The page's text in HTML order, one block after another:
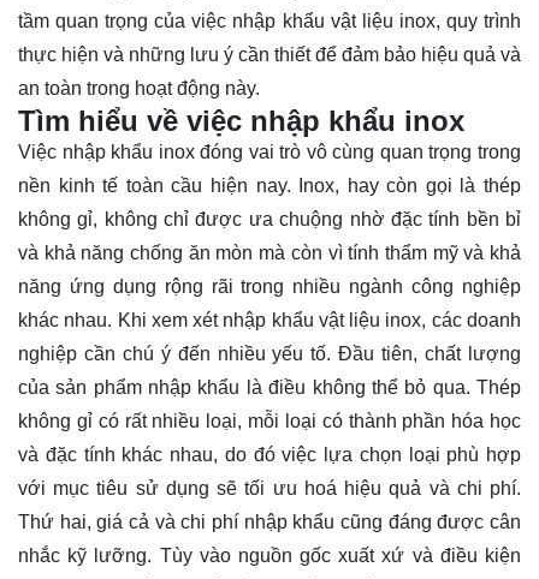
tầm quan trọng của việc nhập khẩu vật liệu inox, quy trình
thực hiện và những lưu ý cần thiết để đảm bảo hiệu quả và
an toàn trong hoạt động này.
Tìm hiểu về việc nhập khẩu inox
Việc nhập khẩu inox đóng vai trò vô cùng quan trọng trong
nền kinh tế toàn cầu hiện nay. Inox, hay còn gọi là thép
không gỉ, không chỉ được ưa chuộng nhờ đặc tính bền bỉ
và khả năng chống ăn mòn mà còn vì tính thẩm mỹ và khả
năng ứng dụng rộng rãi trong nhiều ngành công nghiệp
khác nhau. Khi xem xét nhập khẩu vật liệu inox, các doanh
nghiệp cần chú ý đến nhiều yếu tố. Đầu tiên, chất lượng
của sản phẩm nhập khẩu là điều không thể bỏ qua. Thép
không gỉ có rất nhiều loại, mỗi loại có thành phần hóa học
và đặc tính khác nhau, do đó việc lựa chọn loại phù hợp
với mục tiêu sử dụng sẽ tối ưu hoá hiệu quả và chi phí.
Thứ hai, giá cả và chi phí nhập khẩu cũng đáng được cân
nhắc kỹ lưỡng. Tùy vào nguồn gốc xuất xứ và điều kiện